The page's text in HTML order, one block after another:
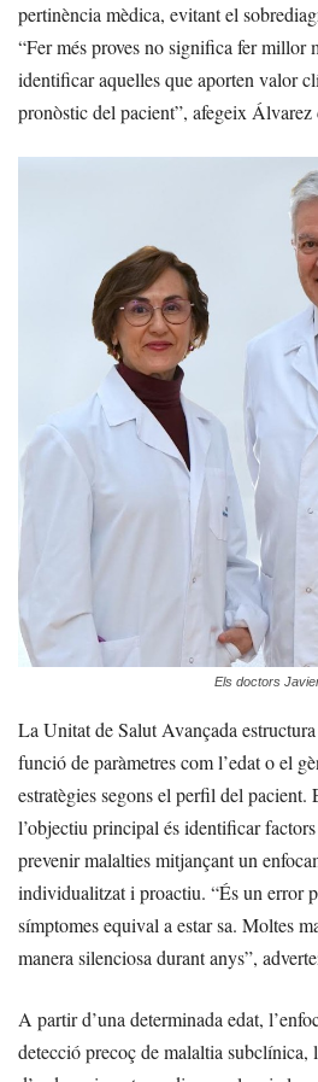
pertinència mèdica, evitant el
“Fer més proves no significa fer millor
identificar aquelles que aporten valor
pronòstic del pacient”, afegeix Álvarez
Els doctors
La Unitat de Salut Avançada
funció de paràmetres com l’edat o el
estratègies segons el perfil del pacient.
l’objectiu principal és identificar
prevenir malalties mitjançant un
individualitzat i proactiu. “És un error
símptomes equival a estar sa. Moltes
manera silenciosa durant anys”,
A partir d’una determinada edat,
detecció precoç de malaltia subclínica,